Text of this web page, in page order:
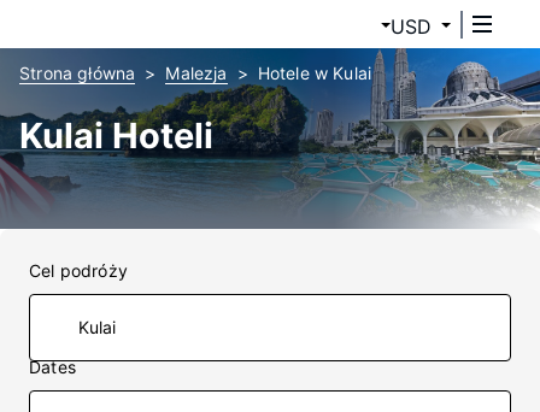
USD
Strona główna Malezja Hotele w Kulai
Kulai Hoteli
Cel podróży
Dates